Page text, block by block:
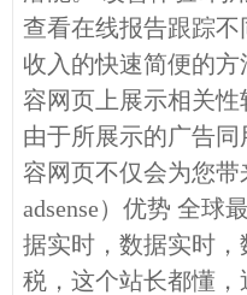
查看在线报告跟踪不
收入的快速简便的
容网页上展示相关
由于所展示的广告
容网页不仅会为您
adsense）优势 全球
据实时，数据实时
税，这个站长都懂